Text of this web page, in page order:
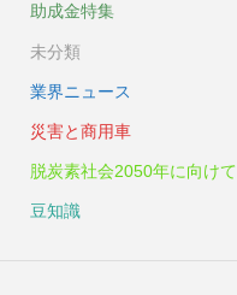
助成金特集
未分類
業界ニュース
災害と商用車
脱炭素社会2050年に向けて
豆知識